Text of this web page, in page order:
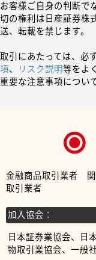
お客様ご自身の判断で
切の権利は日産証券株
送、転載を禁じます。
取引にあたっては、必
項、 リスク説明等をよ
重要な注意事項につい
金融商品取引業者
取引業者
加入協会：
日本証券業協会、日
物取引業協会、一般